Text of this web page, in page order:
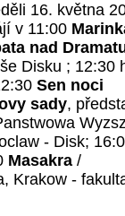
16. května
v 11:00
nad
Disku ; 12:30
Sen noci
sady,
- Disk;
Masakra /
Krakow -